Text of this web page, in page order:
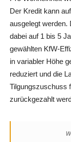
Der Kredit kann
ausgelegt werden.
dabei auf 1 bis 5
gewählten KfW-
in variabler Höhe
reduziert und die
Tilgungszuschuss
zurückgezahlt